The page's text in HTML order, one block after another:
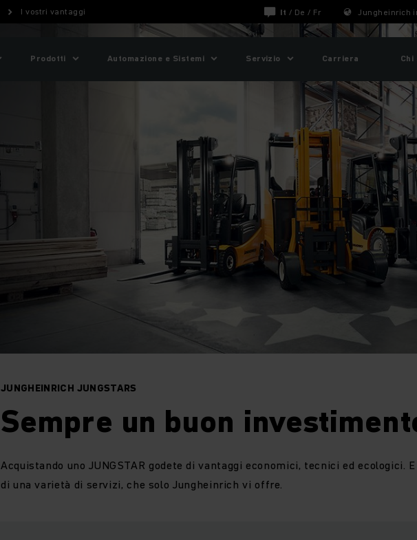
I vostri vantaggi It / De / Fr Jungheinrich
Prodotti Automazione e Sistemi Servizio Carriera Chi
JUNGHEINRICH JUNGSTARS
Sempre un buon
Acquistando uno JUNGSTAR godete di vantaggi economici, tecnici ed ecologici.
di una varietà di servizi, che solo Jungheinrich vi offre.